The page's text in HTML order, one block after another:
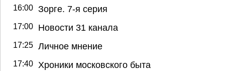
16:00 Зорге. 7-я серия
17:00 Новости 31 канала
17:25 Личное мнение
17:40 Хроники московского быта